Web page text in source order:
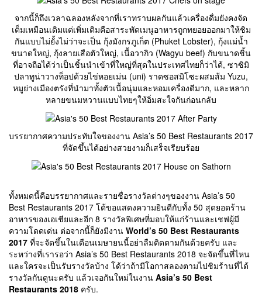
จากนี้ก็ถึงเวลาฉลองหลังจากที่เราทราบผลกันแล้วเครื่องดื่มยังคงจัด
เต็มเหมือนเดิมแต่เพิ่มเติมคือสาระพัดเมนูอาหารถูกทยอยออกมาให้ชิม
กันแบบไม่ยั้งไม่ว่าจะเป็น กุ้งมังกรภูเก็ต (Phuket Lobster), กุ้งแม่น้ำ
ขนาดใหญ่, กุ้งลายเสือตัวใหญ่, เนื้อวากิว (Wagyu beef) กับขนาดชิ้น
ที่อาจถือได้ว่าเป็นชิ้นนำเข้าที่ใหญ่ที่สุดในประเทศไทยก็ว่าได้, ซาซิมิ
ปลาทูน่าวางท็อปด้วยไข่หอยเม่น (uni) ราดซอสมิโซะผสมส้ม Yuzu,
หมูย่างเมืองตรังที่นำมาทั้งตัวเนื้อนุ่มและหอมเครื่องดีมาก, และหลาก
หลายขนมหวานแบบไทยๆให้อิ่มสะใจกันก่อนกลับ
บรรยากาศความประทับใจของงาน Asia’s 50 Best Restaurants 2017
ที่จัดขึ้นได้อย่างสวยงามก็เสร็จเรียบร้อย
ทั้งหมดนี้คือบรรยากาศและรายชื่อรางวัลต่างๆของงาน Asia’s 50
Best Restaurants 2017 โด้ขอแสดงความยินดีกับทั้ง 50 สุดยอดร้าน
อาหารของเอเชียและอีก 8 รางวัลพิเศษที่มอบให้แก่ร้านและเชฟผู้มี
ความโดดเด่น ต่อจากนี้ก็ยังมีงาน World’s 50 Best Restaurants
2017 ที่จะจัดขึ้นในเดือนเมษายนนี้อย่าลืมติดตามกันด้วยครับ และ
ระหว่างที่เรารอว่า Asia’s 50 Best Restaurants 2018 จะจัดขึ้นที่ไหน
และใครจะเป็นรับรางวัลบ้าง โด้ว่าถ้ามีโอกาสลองตามไปชิมร้านที่ได้
รางวัลกันดูนะครับ แล้วเจอกันใหม่ในงาน Asia’s 50 Best
Restaurants 2018 ครับ.